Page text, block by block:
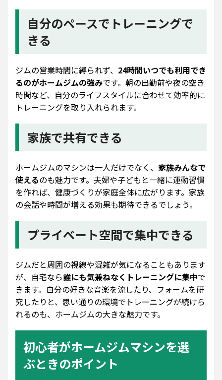
自分のペースでトレーニングで
きる
ジムの営業時間に縛られず、 24時間いつでも利用でき
るのがホームジムの強みです。朝の出勤前や夜の空き
時間など、自分のライフスタイルに合わせて効率的に
トレーニングを取り入れられます。
家族で共有できる
ホームジムのマシンは一人だけでなく、 家族みんなで
使えるのも魅力です。夫婦や子どもと一緒に運動習慣
を作れば、健康づくりが家庭全体に広がります。家族
の会話や時間が増える効果も期待できるでしょう。
プライベート空間で集中できる
ジムだと周囲の視線や混雑が気になることもあります
が、自宅なら誰にも気兼ねなくトレーニングに集中で
きます。自分の好きな音楽を流したり、フォームを研
究したりと、思い通りの環境でトレーニングが続けら
れるのも、ホームジムの大きな魅力です。
初心者がホームジムマシンを選
ぶときのポイント